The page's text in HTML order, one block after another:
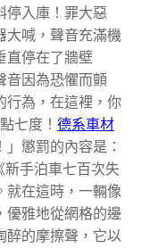
停入庫！罪大惡
大喊，聲音充滿機
直停在了牆壁
音因為恐懼而顫
行為，在這裡，你
七度！ 德系車材
懲罰的內容是：
新手泊車七百次失
就在這時，一輛像
優雅地從網格的邊
醉的摩擦聲，它以